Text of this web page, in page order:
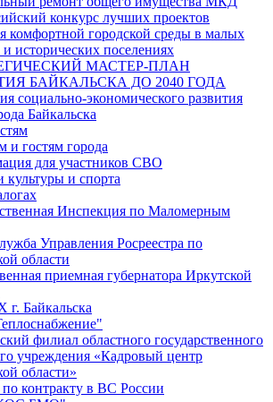
конкурс лучших проектов
комфортной городской среды в малых
и исторических поселениях
МАСТЕР-ПЛАН
БАЙКАЛЬСКА ДО 2040 ГОДА
социально-экономического развития
Байкальска
и гостям города
для участников СВО
культуры и спорта
Инспекция по Маломерным
Управления Росреестра по
области
приемная губернатора Иркутской
Байкальска
филиал областного государственного
учреждения «Кадровый центр
области»
контракту в ВС России